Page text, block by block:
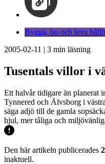
Bygga, bo och leva
2005-02-11 | 3 min läsning
Tusentals villor i
Ett halvår tidigare än planerat
Tynnered och Älvsborg i
säga adjö till de gamla
hjul, mer tåliga och
Den här artikeln publicerades
inaktuell.